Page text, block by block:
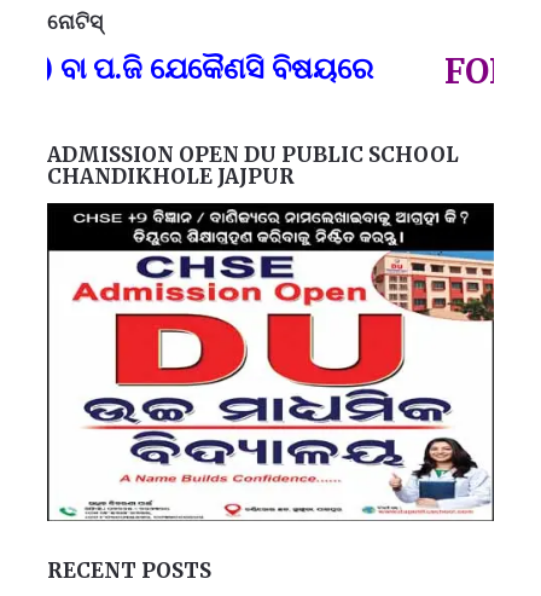
ନୋଟିସ୍
ପ.ଜି ଯେକୈଣସି ବିଷୟରେ FOR
ADMISSION OPEN DU PUBLIC SCHOOL
CHANDIKHOLE JAJPUR
RECENT POSTS